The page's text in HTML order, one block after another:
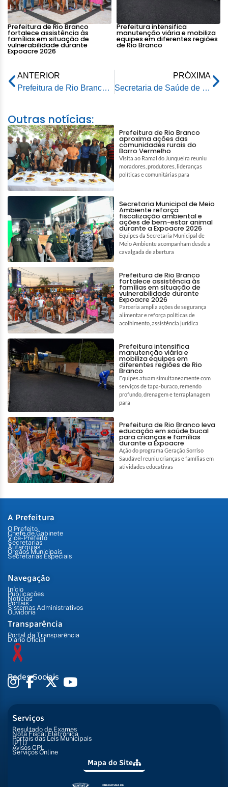
Prefeitura de Rio Branco
fortalece assistência às
famílias em situação de
vulnerabilidade durante
Expoacre 2026
Prefeitura intensifica
manutenção viária e mobiliza
equipes em diferentes regiões
de Rio Branco
ANTERIOR
Prefeitura de Rio Branco realiza 3ª Conferência Municipal de Promoção da Igualdade Racial
PRÓXIMA
Secretaria de Saúde de Rio Branco homenageia doadoras de leite materno com certificado e café da manhã
Outras notícias:
Prefeitura de Rio Branco
aproxima ações das
comunidades rurais do
Barro Vermelho
Visita ao Ramal do Junqueira reuniu
moradores, produtores, lideranças
políticas e comunitárias para
Secretaria Municipal de Meio
Ambiente reforça
fiscalização ambiental e
ações de bem-estar animal
durante a Expoacre 2026
Equipes da Secretaria Municipal de
Meio Ambiente acompanham desde a
cavalgada de abertura
Prefeitura de Rio Branco
fortalece assistência às
famílias em situação de
vulnerabilidade durante
Expoacre 2026
Parceria amplia ações de segurança
alimentar e reforça políticas de
acolhimento, assistência jurídica
Prefeitura intensifica
manutenção viária e
mobiliza equipes em
diferentes regiões de Rio
Branco
Equipes atuam simultaneamente com
serviços de tapa-buraco, remendo
profundo, drenagem e terraplanagem
para
Prefeitura de Rio Branco leva
educação em saúde bucal
para crianças e famílias
durante a Expoacre
Ação do programa Geração Sorriso
Saudável reuniu crianças e famílias em
atividades educativas
A Prefeitura
O Prefeito
Chefe de Gabinete
Vice-Prefeito
Secretarias
Autarquias
Órgãos Municipais
Secretarias Especiais
Navegação
Início
Publicações
Notícias
Portais
Sistemas Administrativos
Ouvidoria
Transparência
Portal da Transparência
Diário Oficial
Redes Sociais
Serviços
Resultado de Exames
Nota Fiscal Eletrônica
Portais das Leis Municipais
IPTU
Avisos CPL
Serviços Online
Mapa do Site